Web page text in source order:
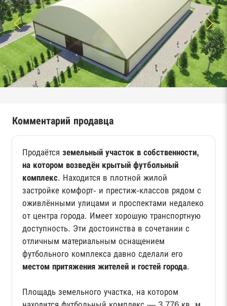
Комментарий продавца
Продаётся земельный участок в собственности,
на котором возведён крытый футбольный
комплекс. Находится в плотной жилой
застройке комфорт- и престиж-классов рядом с
оживлёнными улицами и проспектами недалеко
от центра города. Имеет хорошую транспортную
доступность. Эти достоинства в сочетании с
отличным материальным оснащением
футбольного комплекса давно сделали его
местом притяжения жителей и гостей города.
Площадь земельного участка, на котором